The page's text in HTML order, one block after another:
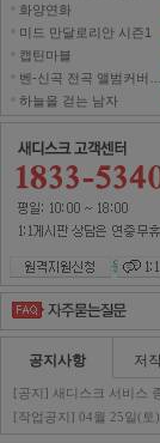
화양연화
미드 만달로리안 시즌1
캡틴마블
하늘을 걷는 남자
원격지
공지사항 저